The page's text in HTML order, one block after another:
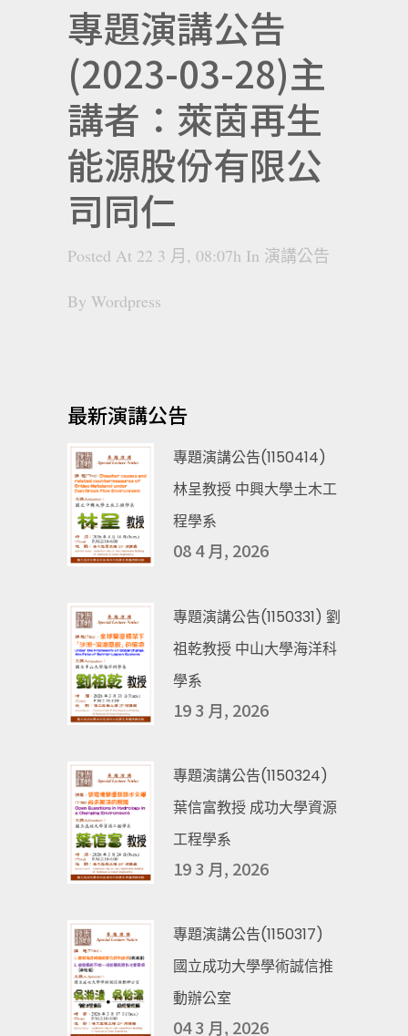
專題演講公告
(2023-03-28)主
講者：萊茵再生
能源股份有限公
司同仁
Posted At 22 3 月, 08:07h In 演講公告
By Wordpress
最新演講公告
專題演講公告(1150414)
林呈教授 中興大學土木工
程學系
08 4 月, 2026
專題演講公告(1150331) 劉
祖乾教授 中山大學海洋科
學系
19 3 月, 2026
專題演講公告(1150324)
葉信富教授 成功大學資源
工程學系
19 3 月, 2026
專題演講公告(1150317)
國立成功大學學術誠信推
動辦公室
04 3 月, 2026